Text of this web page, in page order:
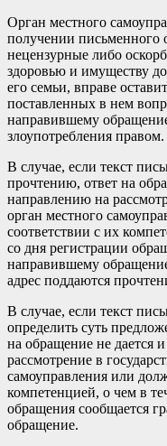
Орган местного
получении письменного
нецензурные либо
здоровью и имуществу
его семьи, вправе
поставленных в нем
направившему
злоупотребления правом.
В случае, если текст
прочтению, ответ на
направлению на
орган местного
соответствии с их
со дня регистрации
направившему
адрес поддаются
В случае, если текст
определить суть
на обращение не дается
рассмотрение в
самоуправления или
компетенцией, о чем в
обращения сообщается
обращение.